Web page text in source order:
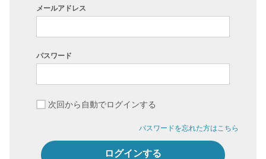
メールアドレス
パスワード
次回から自動でログインする
パスワードを忘れた方はこちら